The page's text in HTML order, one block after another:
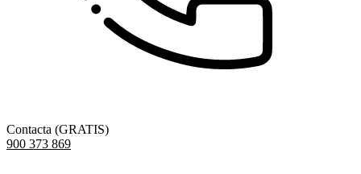
Contacta (GRATIS)
900 373 869